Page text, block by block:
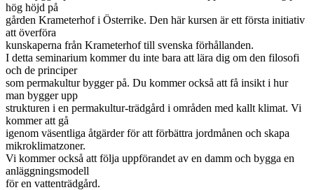
hög höjd på
gården Krameterhof i Österrike. Den här kursen är ett första initiativ
att överföra
kunskaperna från Krameterhof till svenska förhållanden.
I detta seminarium kommer du inte bara att lära dig om den filosofi
och de principer
som permakultur bygger på. Du kommer också att få insikt i hur
man bygger upp
strukturen i en permakultur-trädgård i områden med kallt klimat. Vi
kommer att gå
igenom väsentliga åtgärder för att förbättra jordmånen och skapa
mikroklimatzoner.
Vi kommer också att följa uppförandet av en damm och bygga en
anläggningsmodell
för en vattenträdgård.